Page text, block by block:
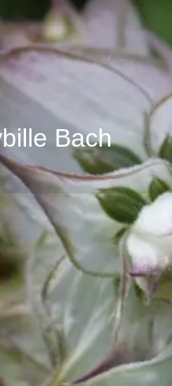
Bach
Profil
E-Mail senden